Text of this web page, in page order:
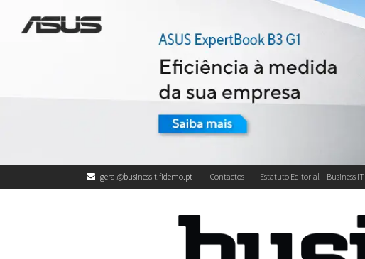
geral@businessit.fidemo.pt Contactos Estatuto Editorial – Business IT